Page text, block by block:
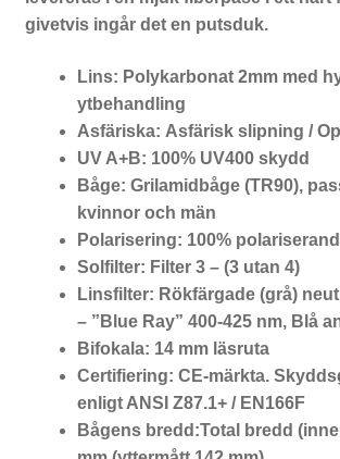
givetvis ingår det en putsduk.
Lins: Polykarbonat 2mm med
ytbehandling
Asfäriska: Asfärisk slipning /
UV A+B: 100% UV400 skydd
Båge: Grilamidbåge (TR90),
kvinnor och män
Polarisering: 100%
Solfilter: Filter 3 – (3 utan 4)
Linsfilter: Rökfärgade (grå)
– ”Blue Ray” 400-425 nm, Blå
Bifokala: 14 mm läsruta
Certifiering: CE-märkta.
enligt ANSI Z87.1+ / EN166F
Bågens bredd:Total bredd